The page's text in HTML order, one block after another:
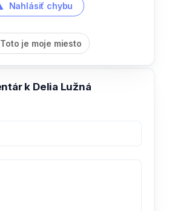
Nahlásiť chybu
Toto je moje miesto
k Delia Lužná